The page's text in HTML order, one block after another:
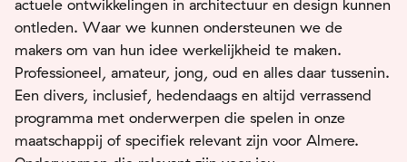
actuele ontwikkelingen in architectuur en design kunnen
ontleden. Waar we kunnen ondersteunen we de
makers om van hun idee werkelijkheid te maken.
Professioneel, amateur, jong, oud en alles daar tussenin.
Een divers, inclusief, hedendaags en altijd verrassend
programma met onderwerpen die spelen in onze
maatschappij of specifiek relevant zijn voor Almere.